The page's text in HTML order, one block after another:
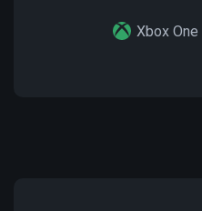
Xbox One